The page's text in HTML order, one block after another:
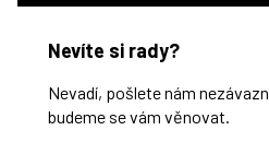
Nevíte si rady?
Nevadí, pošlete nám
budeme se vám věnovat.